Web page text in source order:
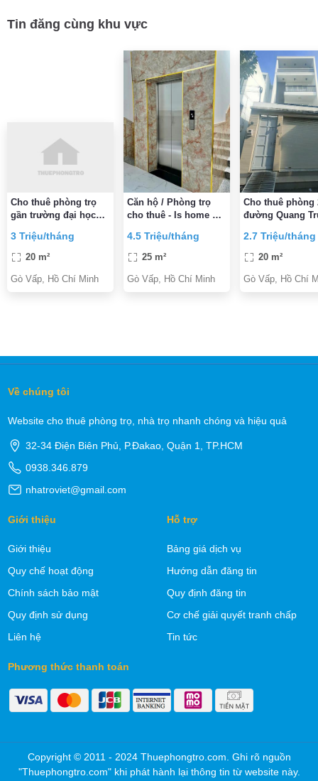
Tin đăng cùng khu vực
Cho thuê phòng trọ
gần trường đại học
BV 185
3 Triệu/tháng
20 m²
Gò Vấp, Hồ Chí Minh
Căn hộ / Phòng trọ
cho thuê - Is home Gò
4.5 Triệu/tháng
25 m²
Gò Vấp, Hồ Chí Minh
Cho thuê phòng
đường Quang
triệu/tháng
2.7 Triệu/tháng
20 m²
Gò Vấp, Hồ Chí
Về chúng tôi
Website cho thuê phòng trọ, nhà trọ nhanh chóng và hiệu quả
32-34 Điện Biên Phủ, P.Đakao, Quận 1, TP.HCM
0938.346.879
nhatroviet@gmail.com
Giới thiệu
Giới thiệu
Quy chế hoạt động
Chính sách bảo mật
Quy định sử dụng
Liên hệ
Hỗ trợ
Bảng giá dịch vụ
Hướng dẫn đăng tin
Quy định đăng tin
Cơ chế giải quyết tranh chấp
Tin tức
Phương thức thanh toán
Copyright © 2011 - 2024 Thuephongtro.com. Ghi rõ nguồn
"Thuephongtro.com" khi phát hành lại thông tin từ website này.